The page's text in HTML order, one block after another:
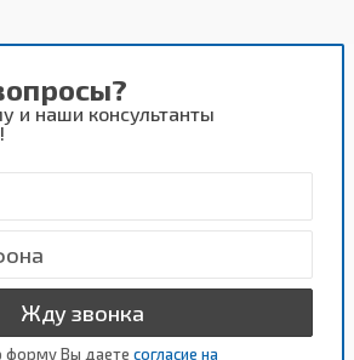
и наши консультанты
Жду звонка
форму Вы даете согласие на